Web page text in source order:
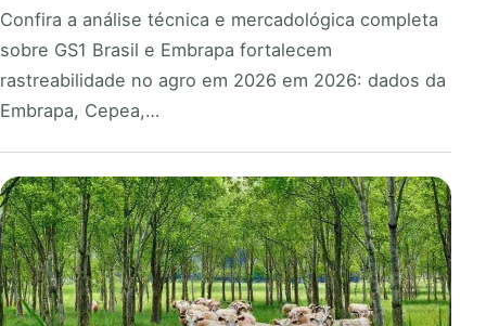
Confira a análise técnica e mercadológica completa
sobre GS1 Brasil e Embrapa fortalecem
rastreabilidade no agro em 2026 em 2026: dados da
Embrapa, Cepea,…